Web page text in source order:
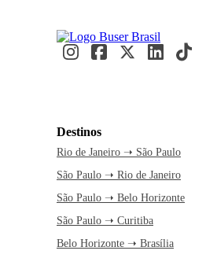
Destinos
Rio de Janeiro ➝ São Paulo
São Paulo ➝ Rio de Janeiro
São Paulo ➝ Belo Horizonte
São Paulo ➝ Curitiba
Belo Horizonte ➝ Brasília